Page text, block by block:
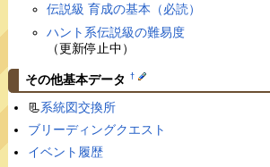
伝説級 育成の基本（必読）
ハント系伝説級の難易度
（更新停止中）
その他基本データ †
📃系統図交換所
ブリーディングクエスト
イベント履歴